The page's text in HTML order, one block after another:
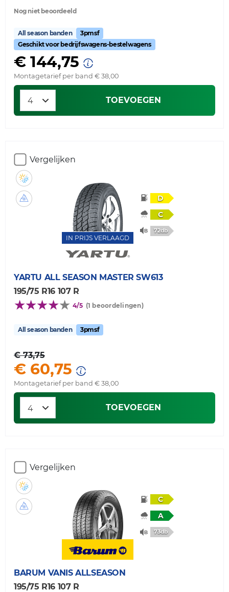
Nog niet beoordeeld
All season banden
3pmsf
Geschikt voor bedrijfswagens-bestelwagens
€ 144,75
Montagetarief per band € 38,00
TOEVOEGEN
Vergelijken
IN PRIJS VERLAAGD
D
C
72db
YARTU ALL SEASON MASTER SW613
195/75 R16 107 R
4/5 (1 beoordelingen)
All season banden 3pmsf
€ 73,75
€ 60,75
Montagetarief per band € 38,00
TOEVOEGEN
Vergelijken
C
A
73db
BARUM VANIS ALLSEASON
195/75 R16 107 R